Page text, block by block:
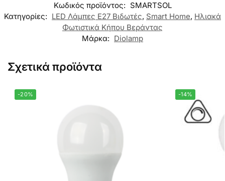
Κωδικός προϊόντος: SMARTSOL
Κατηγορίες: LED Λάμπες E27 Βιδωτές, Smart Home, Ηλιακά
Φωτιστικά Κήπου Βεράντας
Μάρκα: Diolamp
Σχετικά προϊόντα
-20% -14%